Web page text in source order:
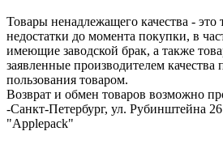
Товары ненадлежащего качества -
недостатки до момента покупки, в
имеющие заводской брак, а также
заявленные производителем
пользования товаром.
Возврат и обмен товаров возможно
-Санкт-Петербург, ул. Рубинштейна
"Applepack"